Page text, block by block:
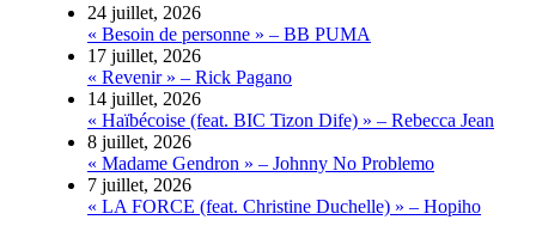
24 juillet, 2026
« Besoin de personne » – BB PUMA
17 juillet, 2026
« Revenir » – Rick Pagano
14 juillet, 2026
« Haïbécoise (feat. BIC Tizon Dife) » – Rebecca Jean
8 juillet, 2026
« Madame Gendron » – Johnny No Problemo
7 juillet, 2026
« LA FORCE (feat. Christine Duchelle) » – Hopiho